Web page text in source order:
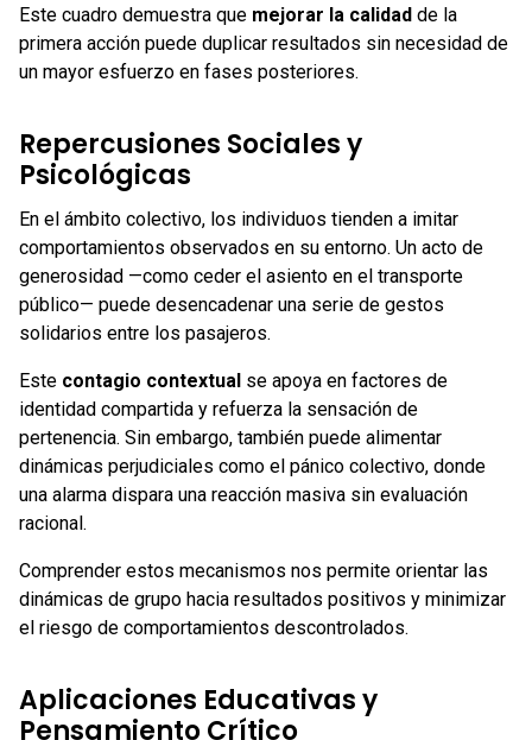
Este cuadro demuestra que mejorar la calidad de la
primera acción puede duplicar resultados sin necesidad de
un mayor esfuerzo en fases posteriores.
Repercusiones Sociales y
Psicológicas
En el ámbito colectivo, los individuos tienden a imitar
comportamientos observados en su entorno. Un acto de
generosidad —como ceder el asiento en el transporte
público— puede desencadenar una serie de gestos
solidarios entre los pasajeros.
Este contagio contextual se apoya en factores de
identidad compartida y refuerza la sensación de
pertenencia. Sin embargo, también puede alimentar
dinámicas perjudiciales como el pánico colectivo, donde
una alarma dispara una reacción masiva sin evaluación
racional.
Comprender estos mecanismos nos permite orientar las
dinámicas de grupo hacia resultados positivos y minimizar
el riesgo de comportamientos descontrolados.
Aplicaciones Educativas y
Pensamiento Crítico